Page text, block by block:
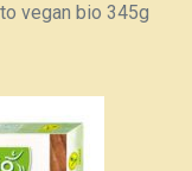
vegan bio 345g